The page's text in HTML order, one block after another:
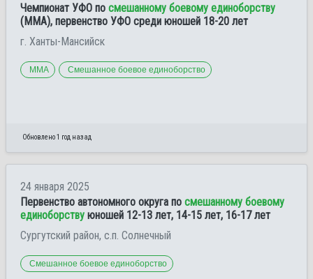
Чемпионат УФО по смешанному боевому единоборству
(ММА), первенство УФО среди юношей 18-20 лет
г. Ханты-Мансийск
ММА Смешанное боевое единоборство
Обновлено 1 год назад
24 января 2025
Первенство автономного округа по смешанному боевому
единоборству юношей 12-13 лет, 14-15 лет, 16-17 лет
Сургутский район, с.п. Солнечный
Смешанное боевое единоборство